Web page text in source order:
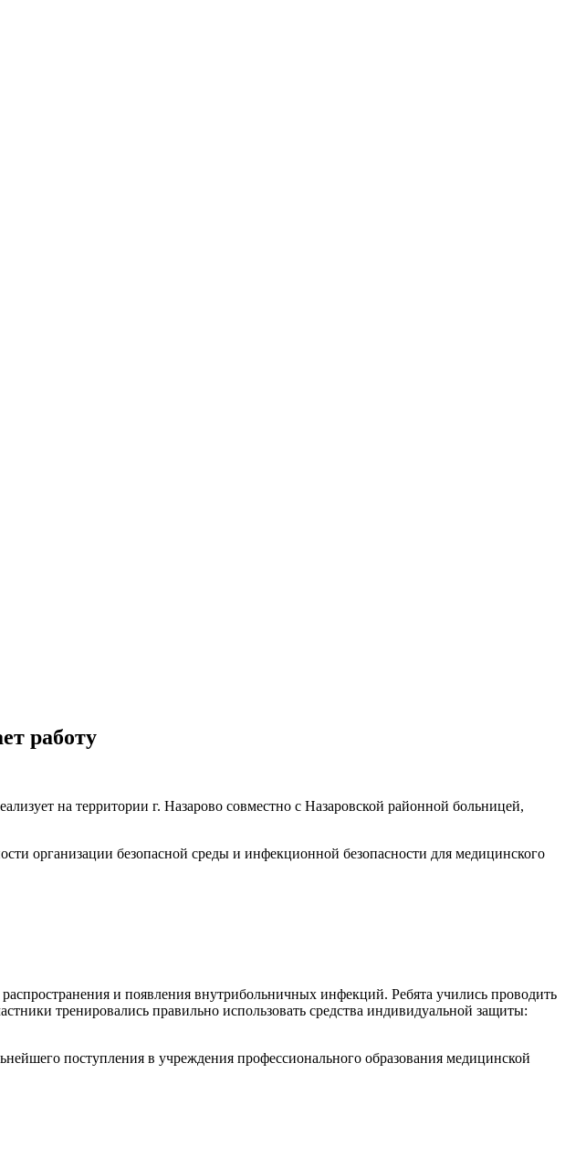
работу
на территории г. Назарово совместно с Назаровской районной больницей,
организации безопасной среды и инфекционной безопасности для медицинского
и появления внутрибольничных инфекций. Ребята учились проводить
тренировались правильно использовать средства индивидуальной защиты:
поступления в учреждения профессионального образования медицинской